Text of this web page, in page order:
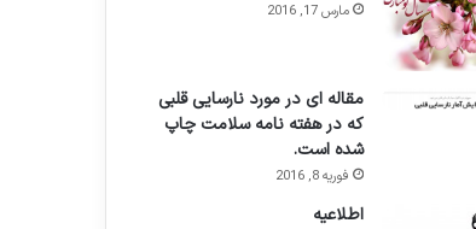
مارس 17, 2016
مقاله ای در مورد نارسایی قلبی
که در هفته نامه سلامت چاپ
شده است.
فوریه 8, 2016
اطلاعيه